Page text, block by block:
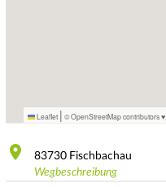
Leaflet | © OpenStreetMap contributors ♥,
83730 Fischbachau
Wegbeschreibung